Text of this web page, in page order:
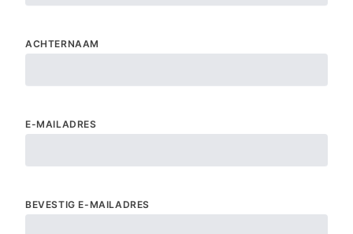
ACHTERNAAM
E-MAILADRES
BEVESTIG E-MAILADRES